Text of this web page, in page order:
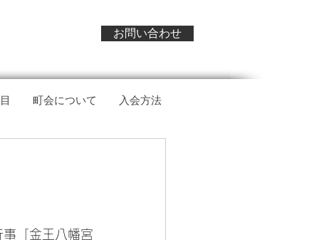
お問い合わせ
町会について 入会方法
「金王八幡宮